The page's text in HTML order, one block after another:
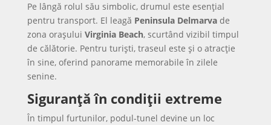
Pe lângă rolul său simbolic, drumul este esențial
pentru transport. El leagă Peninsula Delmarvade
zona orașului Virginia Beach, scurtând vizibil timpul
de călătorie. Pentru turiști, traseul este și o atracție
în sine, oferind panorame memorabile în zilele
senine.
Siguranță în condiții extreme
În timpul furtunilor, podul-tunel devine un loc